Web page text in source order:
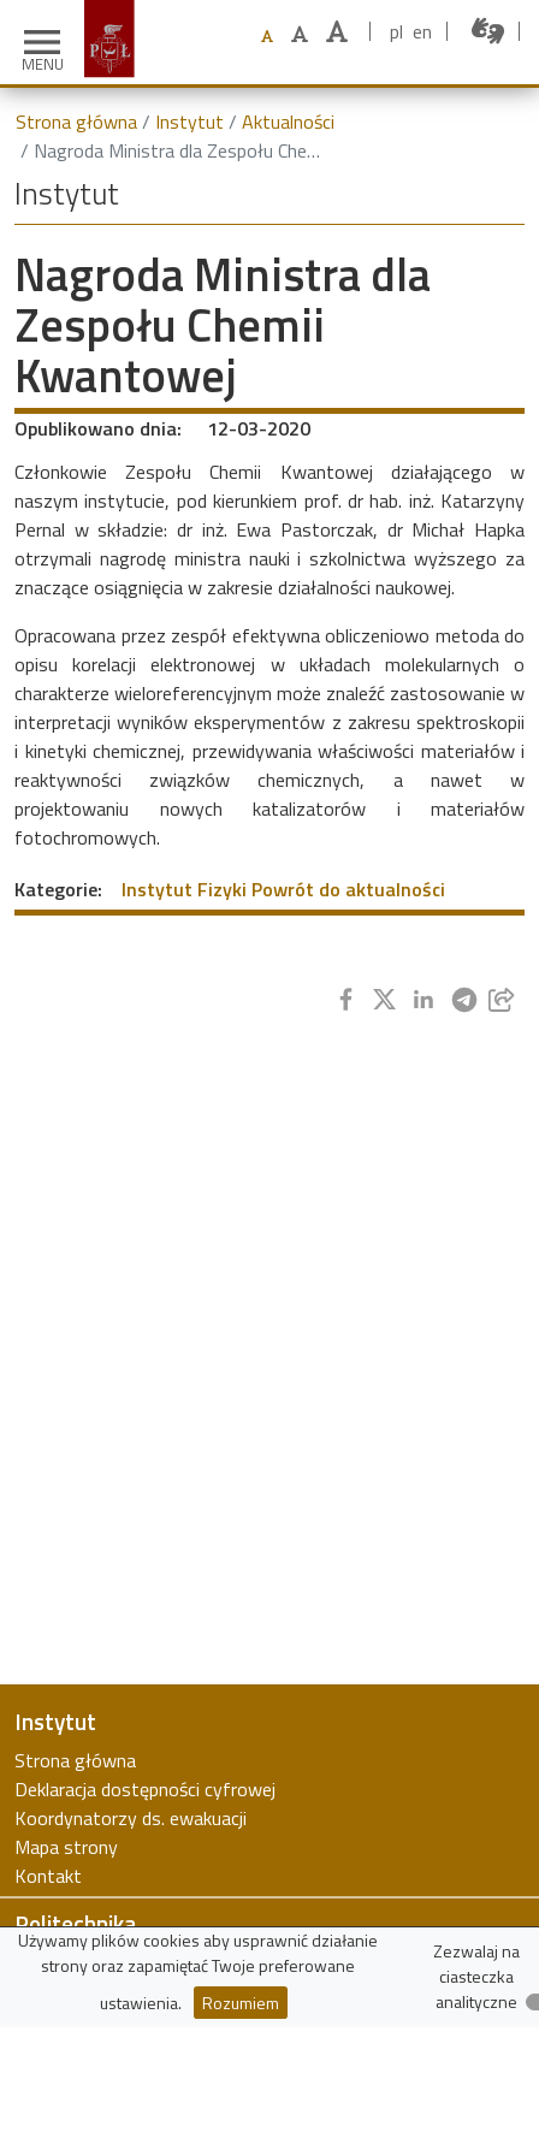
menu
MENU
pl en
Strona główna Instytut
Aktualności
Nagroda Ministra dla Zespołu Chemii Kwantowej
Instytut
Nagroda Ministra dla
Zespołu Chemii
Kwantowej
Opublikowano dnia:
12-03-2020
Członkowie Zespołu Chemii Kwantowej działającego w
naszym instytucie, pod kierunkiem prof. dr hab. inż. Katarzyny
Pernal w składzie: dr inż. Ewa Pastorczak, dr Michał Hapka
otrzymali nagrodę ministra nauki i szkolnictwa wyższego za
znaczące osiągnięcia w zakresie działalności naukowej.
Opracowana przez zespół efektywna obliczeniowo metoda do
opisu korelacji elektronowej w układach molekularnych o
charakterze wieloreferencyjnym może znaleźć zastosowanie w
interpretacji wyników eksperymentów z zakresu spektroskopii
i kinetyki chemicznej, przewidywania właściwości materiałów i
reaktywności związków chemicznych, a nawet w
projektowaniu nowych katalizatorów i materiałów
fotochromowych.
Kategorie:
Instytut Fizyki Powrót do aktualności
Instytut
Strona główna
Deklaracja dostępności cyfrowej
Koordynatorzy ds. ewakuacji
Mapa strony
Kontakt
Politechnika
Politechnika Łódzka
Wydział FTiMS
Używamy plików cookies aby usprawnić działanie
strony oraz zapamiętać Twoje preferowane
ustawienia.
Rozumiem
Zezwalaj na
ciasteczka
analityczne